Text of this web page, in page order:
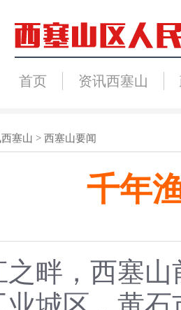
首页 资讯西塞山
塞山 > 西塞山要闻
千年
，西塞山